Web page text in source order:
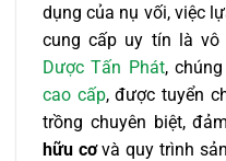
dụng của nụ vối, việc
cung cấp uy tín là vô
Dược Tấn Phát,
cao cấp, được tuyển
trồng chuyên biệt,
hữu cơvà quy trình